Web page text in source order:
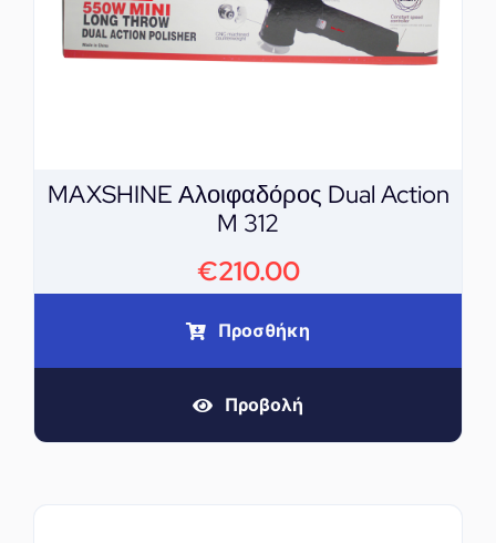
MAXSHINE Αλοιφαδόρος Dual Action
M 312
€210.00
Προσθήκη
Προβολή